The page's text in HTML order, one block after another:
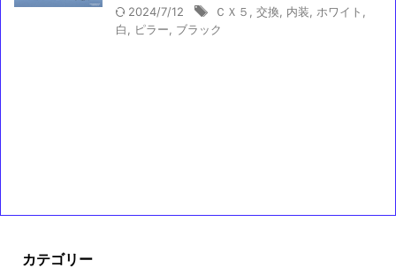
2024/7/12 ＣＸ５ 交換 内装 ホワイト
白
ピラー ブラック
カテゴリー